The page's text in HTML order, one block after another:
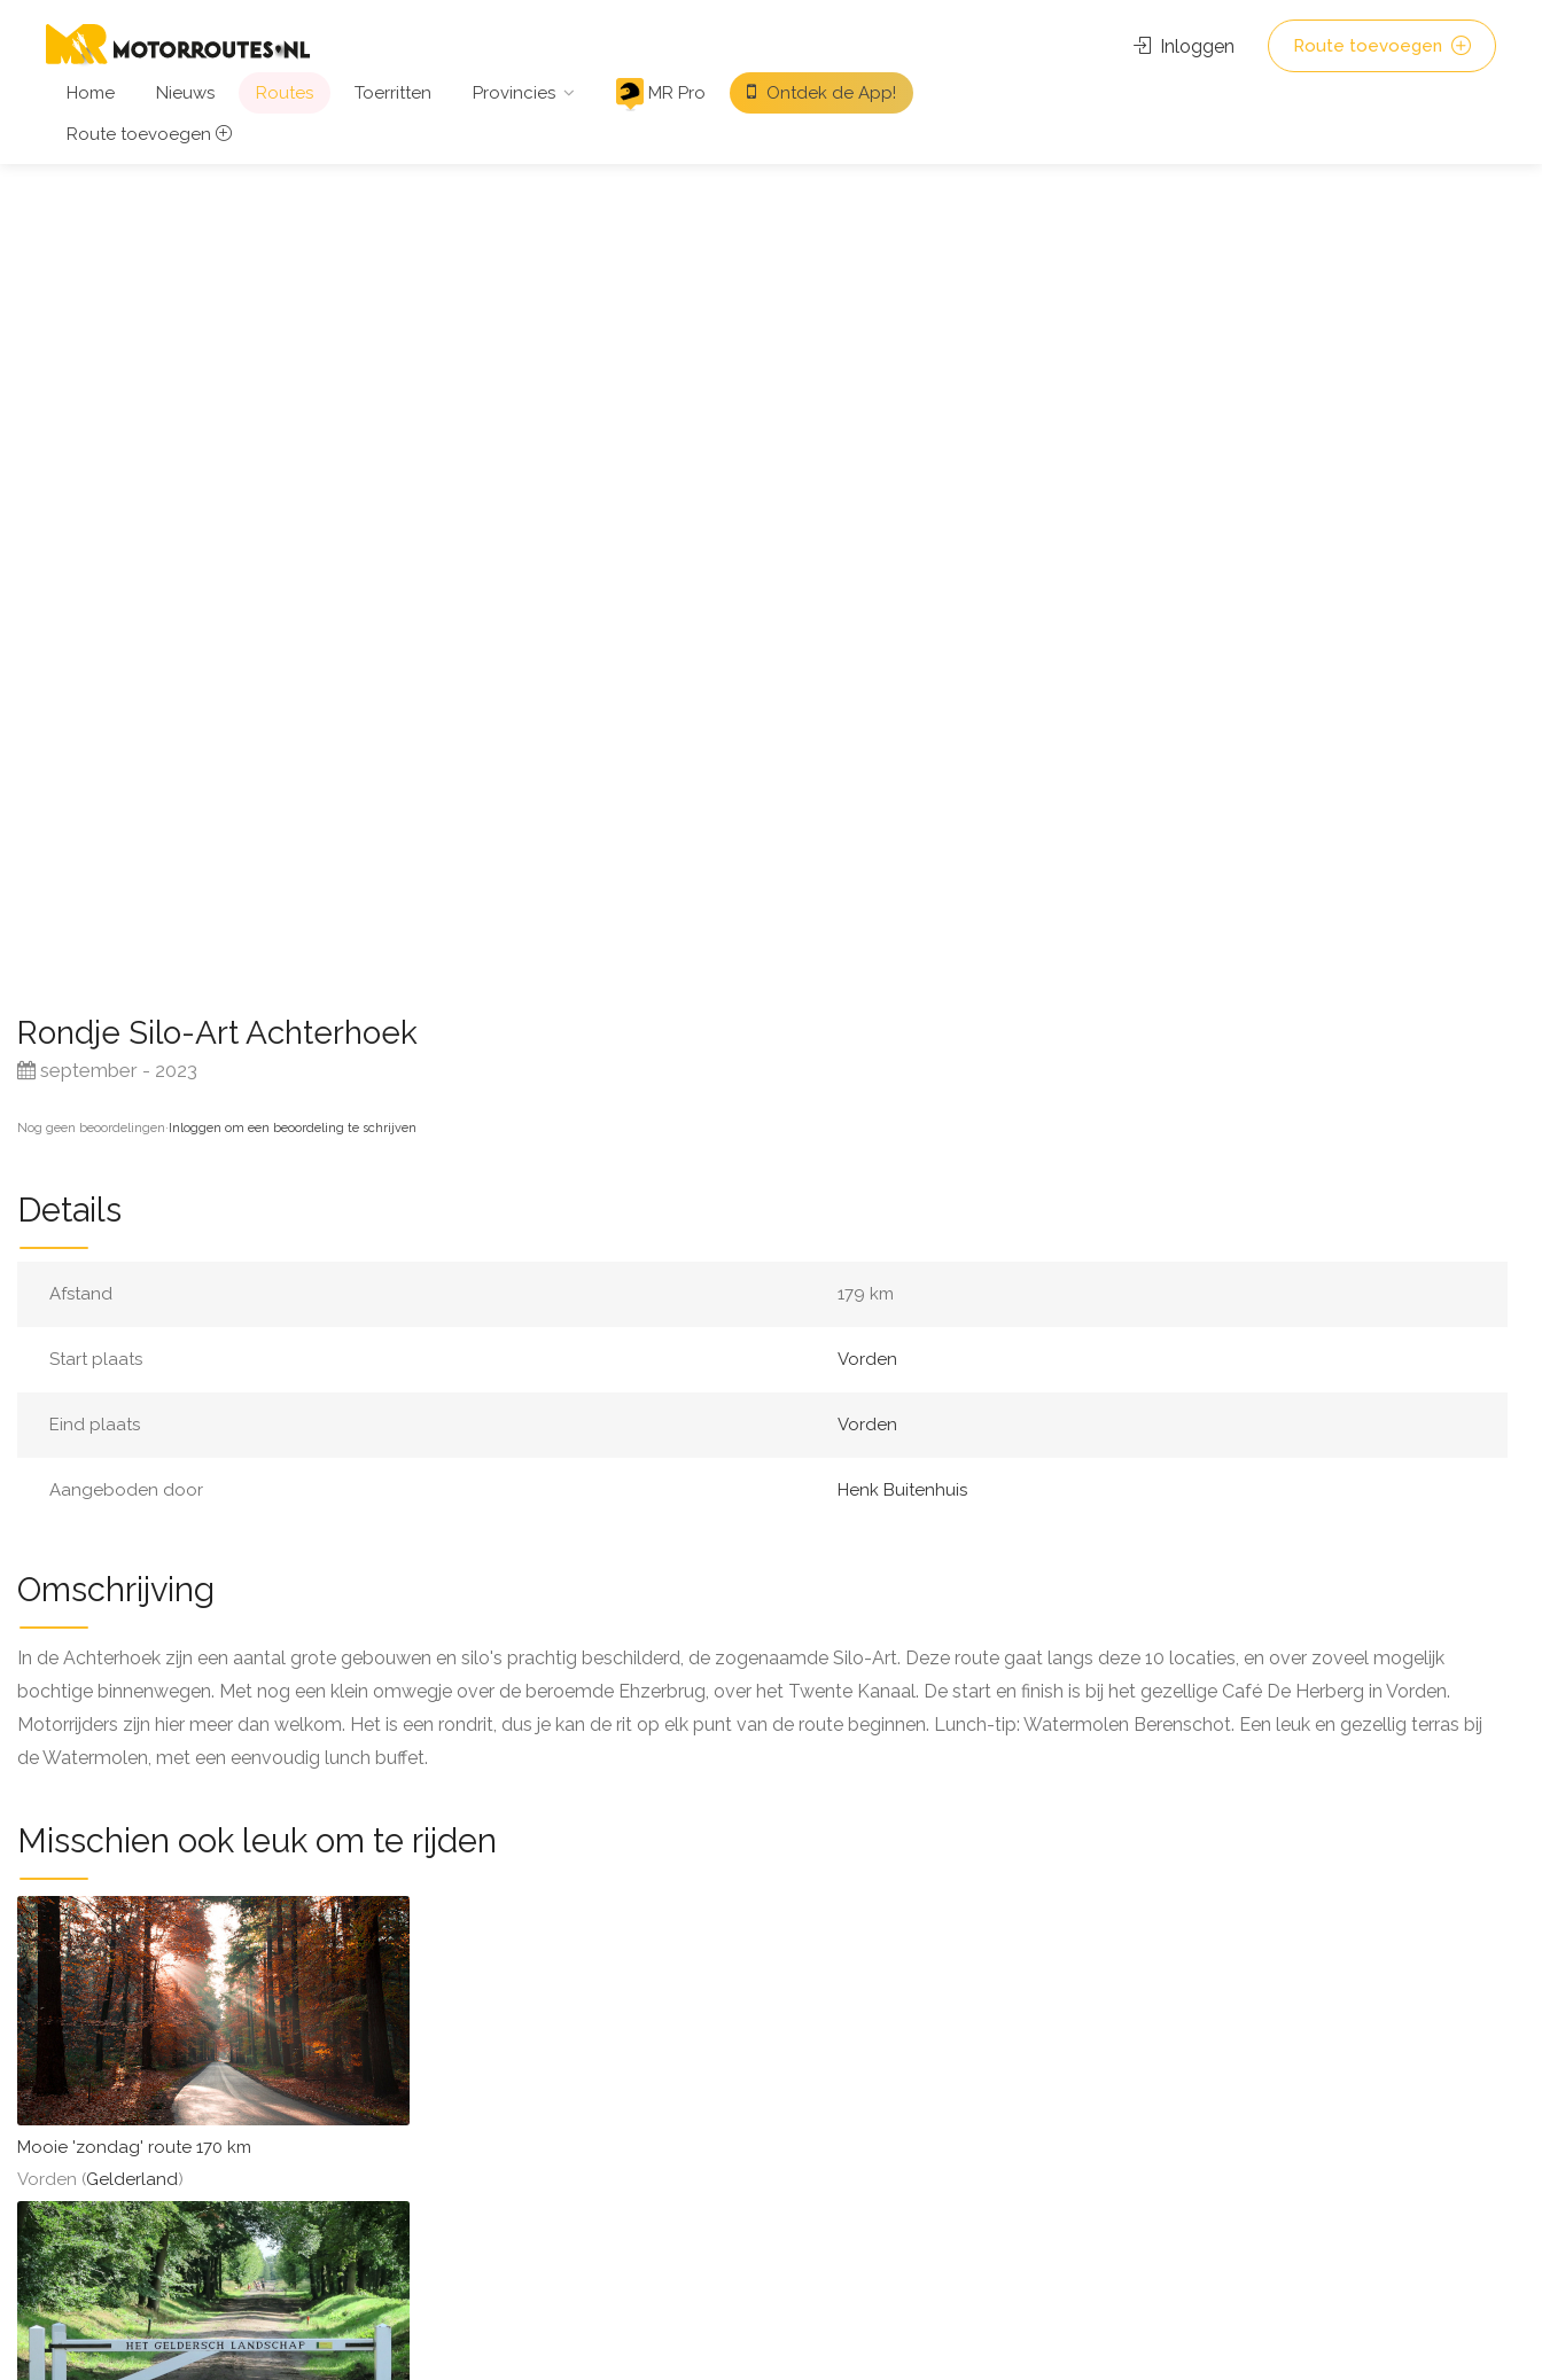
Home Nieuws Routes Toerritten Provincies MR Pro
Ontdek de App!
Route toevoegen
Inloggen Route toevoegen
Rondje Silo-Art Achterhoek
september - 2023
Nog geen beoordelingen·Inloggen om een beoordeling te schrijven
Details
Afstand 179 km
Start plaats Vorden
Eind plaats Vorden
Aangeboden door Henk Buitenhuis
Omschrijving
In de Achterhoek zijn een aantal grote gebouwen en silo's prachtig beschilderd, de zogenaamde Silo-Art. Deze route gaat langs deze 10 locaties, en over zoveel mogelijk
bochtige binnenwegen. Met nog een klein omwegje over de beroemde Ehzerbrug, over het Twente Kanaal. De start en finish is bij het gezellige Café De Herberg in Vorden.
Motorrijders zijn hier meer dan welkom. Het is een rondrit, dus je kan de rit op elk punt van de route beginnen. Lunch-tip: Watermolen Berenschot. Een leuk en gezellig terras bij
de Watermolen, met een eenvoudig lunch buffet.
Misschien ook leuk om te rijden
Mooie 'zondag' route 170 km
Vorden (Gelderland)